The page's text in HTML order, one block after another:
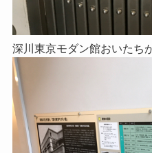
深川東京モダン館おいたち